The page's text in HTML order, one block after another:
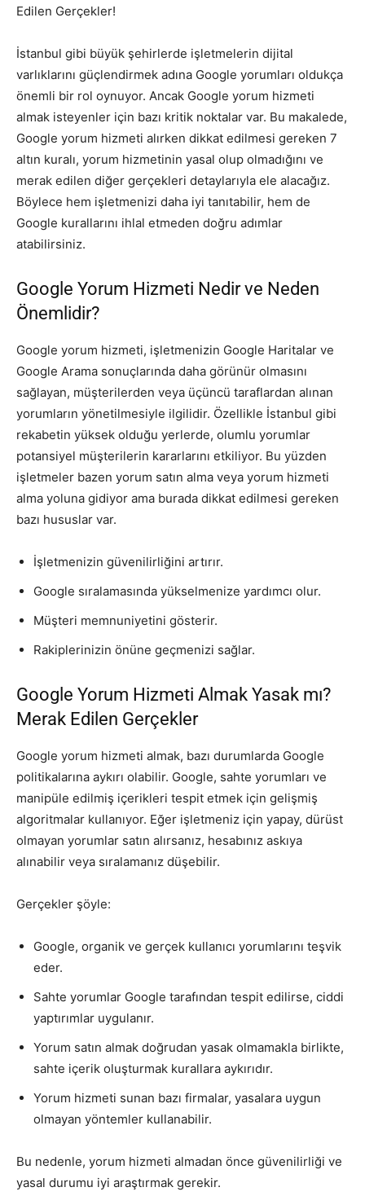
Edilen Gerçekler!
İstanbul gibi büyük şehirlerde işletmelerin dijital
varlıklarını güçlendirmek adına Google yorumları oldukça
önemli bir rol oynuyor. Ancak Google yorum hizmeti
almak isteyenler için bazı kritik noktalar var. Bu makalede,
Google yorum hizmeti alırken dikkat edilmesi gereken 7
altın kuralı, yorum hizmetinin yasal olup olmadığını ve
merak edilen diğer gerçekleri detaylarıyla ele alacağız.
Böylece hem işletmenizi daha iyi tanıtabilir, hem de
Google kurallarını ihlal etmeden doğru adımlar
atabilirsiniz.
Google Yorum Hizmeti Nedir ve Neden
Önemlidir?
Google yorum hizmeti, işletmenizin Google Haritalar ve
Google Arama sonuçlarında daha görünür olmasını
sağlayan, müşterilerden veya üçüncü taraflardan alınan
yorumların yönetilmesiyle ilgilidir. Özellikle İstanbul gibi
rekabetin yüksek olduğu yerlerde, olumlu yorumlar
potansiyel müşterilerin kararlarını etkiliyor. Bu yüzden
işletmeler bazen yorum satın alma veya yorum hizmeti
alma yoluna gidiyor ama burada dikkat edilmesi gereken
bazı hususlar var.
İşletmenizin güvenilirliğini artırır.
Google sıralamasında yükselmenize yardımcı olur.
Müşteri memnuniyetini gösterir.
Rakiplerinizin önüne geçmenizi sağlar.
Google Yorum Hizmeti Almak Yasak mı?
Merak Edilen Gerçekler
Google yorum hizmeti almak, bazı durumlarda Google
politikalarına aykırı olabilir. Google, sahte yorumları ve
manipüle edilmiş içerikleri tespit etmek için gelişmiş
algoritmalar kullanıyor. Eğer işletmeniz için yapay, dürüst
olmayan yorumlar satın alırsanız, hesabınız askıya
alınabilir veya sıralamanız düşebilir.
Gerçekler şöyle:
Google, organik ve gerçek kullanıcı yorumlarını teşvik
eder.
Sahte yorumlar Google tarafından tespit edilirse, ciddi
yaptırımlar uygulanır.
Yorum satın almak doğrudan yasak olmamakla birlikte,
sahte içerik oluşturmak kurallara aykırıdır.
Yorum hizmeti sunan bazı firmalar, yasalara uygun
olmayan yöntemler kullanabilir.
Bu nedenle, yorum hizmeti almadan önce güvenilirliği ve
yasal durumu iyi araştırmak gerekir.